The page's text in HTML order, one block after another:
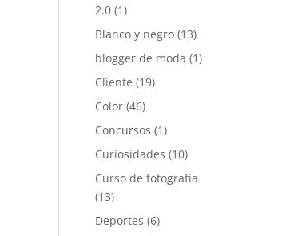
2.0 (1)
Blanco y negro (13)
blogger de moda (1)
Cliente (19)
Color (46)
Concursos (1)
Curiosidades (10)
Curso de fotografía
(13)
Deportes (6)